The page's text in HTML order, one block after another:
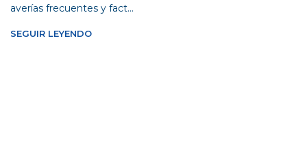
averías frecuentes y fact...
SEGUIR LEYENDO